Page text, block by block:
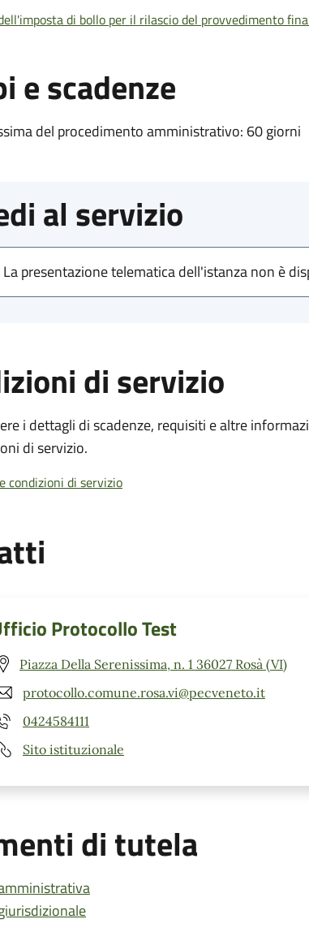
di bollo per il rilascio del provvedimento
e scadenze
del procedimento amministrativo: 60 giorni
al servizio
La presentazione telematica dell'istanza non è
di servizio
i dettagli di scadenze, requisiti e altre
di servizio.
condizioni di servizio
Protocollo Test
Piazza Della Serenissima, n. 1 36027 Rosà (VI)
protocollo.comune.rosa.vi@pecveneto.it
0424584111
Sito istituzionale
di tutela